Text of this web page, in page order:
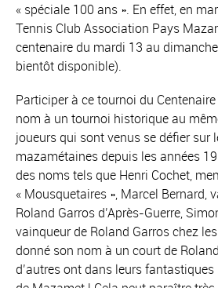
« spéciale 100 ans ». En effet, en
Tennis Club Association Pays
centenaire du mardi 13 au
bientôt disponible).
Participer à ce tournoi du
nom à un tournoi historique au
joueurs qui sont venus se défier sur
mazamétaines depuis les années
des noms tels que Henri Cochet,
« Mousquetaires », Marcel Bernard,
Roland Garros d’Après-Guerre,
vainqueur de Roland Garros chez
donné son nom à un court de
d’autres ont dans leurs